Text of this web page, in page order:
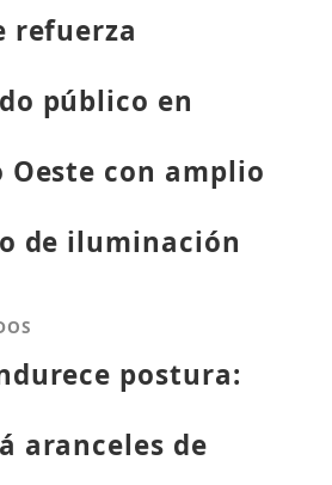
refuerza
público en
Oeste con amplio
de iluminación
postura:
aranceles de